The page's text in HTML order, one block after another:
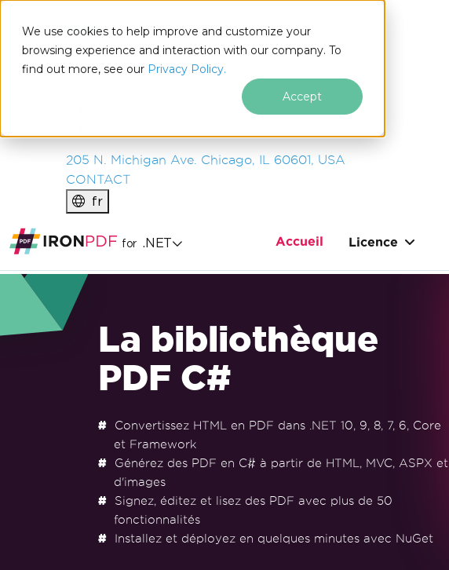
We use cookies to help improve and customize your
browsing experience and interaction with our company. To
find out more, see our Privacy Policy.
Accept
IRONSOFTWARE
PRODUITS
ENTREPRISE
205 N. Michigan Ave. Chicago, IL 60601, USA
CONTACT
fr
for .NET Accueil Licence
La bibliothèque
PDF C#
Convertissez HTML en PDF dans .NET 10, 9, 8, 7, 6, Core
et Framework
Générez des PDF en C# à partir de HTML, MVC, ASPX et
d'images
Signez, éditez et lisez des PDF avec plus de 50
fonctionnalités
Installez et déployez en quelques minutes avec NuGet